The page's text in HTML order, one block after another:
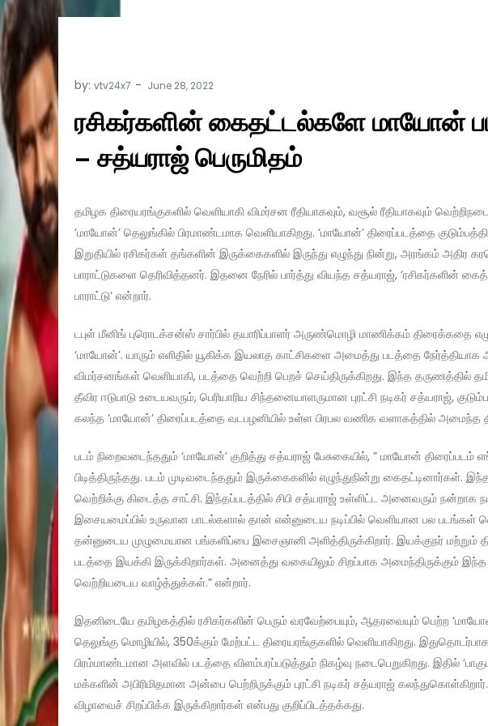
by: vtv24x7
ரசிகர்களின் கைதட்டல்களே மாயோன்
– சத்யராஜ் பெருமிதம்
தமிழக திரையரங்குகளில் வெளியாகி விமர்சன ரீதியாகவும், வசூல் ரீதியாகவும்
‘மாயோன்’ தெலுங்கில் பிரமாண்டமாக வெளியாகிறது. ‘மாயோன்’ திரைப்படத்தை
இறுதியில் ரசிகர்கள் தங்களின் இருக்கைகளில் இருந்து எழுந்து நின்று, அரங்கம் அதிர
பாராட்டுகளை தெரிவித்தனர். இதனை நேரில் பார்த்து வியந்த சத்யராஜ், ‘ரசிகர்களின்
பாராட்டு’ என்றார்.
டபுள் மீனிங் புரொடக்சன்ஸ் சார்பில் தயாரிப்பாளர் அருண்மொழி மாணிக்கம் திரைக்கதை
‘மாயோன்’. யாரும் எளிதில் யூகிக்க இயலாத காட்சிகளை அமைத்து படத்தை நேர்த்தியாக
விமர்சனங்கள் வெளியாகி, படத்தை வெற்றி பெறச் செய்திருக்கிறது. இந்த தருணத்தில்
தீவிர ஈடுபாடு உடையவரும், பெரியாரிய சிந்தனையாளருமான புரட்சி நடிகர் சத்யராஜ்,
கலந்த ‘மாயோன்’ திரைப்படத்தை வடபழனியில் உள்ள பிரபல வணிக வளாகத்தில் அமைந்த
படம் நிறைவடைந்ததும் ‘மாயோன்’ குறித்து சத்யராஜ் பேசுகையில், ” மாயோன் திரைப்படம்
பிடித்திருந்தது. படம் முடிவடைந்ததும் இருக்கைகளில் எழுந்துநின்று
வெற்றிக்கு கிடைத்த சாட்சி. இந்தப்படத்தில் சிபி சத்யராஜ் உள்ளிட்ட அனைவரும் நன்றாக
இசையமைப்பில் உருவான பாடல்களால் தான் என்னுடைய நடிப்பில் வெளியான பல படங்கள்
தன்னுடைய முழுமையான பங்களிப்பை இசைஞானி அளித்திருக்கிறார். இயக்குநர் மற்றும்
படத்தை இயக்கி இருக்கிறார்கள். அனைத்து வகையிலும் சிறப்பாக அமைந்திருக்கும்
வெற்றியடைய வாழ்த்துக்கள்.” என்றார்.
இதனிடையே தமிழகத்தில் ரசிகர்களின் பெரும் வரவேற்பையும், ஆதரவையும் பெற்ற
தெலுங்கு மொழியில், 350க்கும் மேற்பட்ட திரையரங்குகளில் வெளியாகிறது.
பிரம்மாண்டமான அளவில் படத்தை விளம்பரப்படுத்தும் நிகழ்வு நடைபெறுகிறது. இதில்
மக்களின் அபிரிமிதமான அன்பை பெற்றிருக்கும் புரட்சி நடிகர் சத்யராஜ்
விழாவைச் சிறப்பிக்க இருக்கிறார்கள் என்பது குறிப்பிடத்தக்கது.